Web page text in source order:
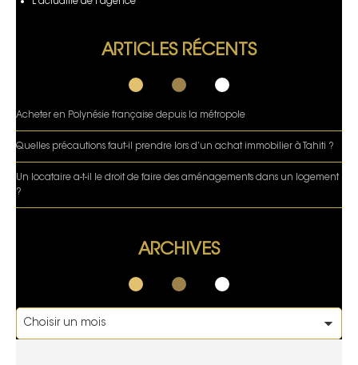
ARTICLES RÉCENTS
Acheter en Polynésie française depuis la métropole
Quelles précautions faut-il prendre lors d’un achat immobilier à Tahiti ?
Un locataire a-t-il le droit de faire des aménagements dans un logement
?
ARCHIVES